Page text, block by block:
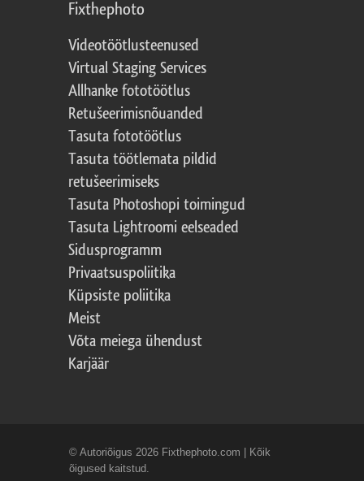
Fixthephoto
Videotöötlusteenused
Virtual Staging Services
Allhanke fototöötlus
Retušeerimisnõuanded
Tasuta fototöötlus
Tasuta töötlemata pildid
retušeerimiseks
Tasuta Photoshopi toimingud
Tasuta Lightroomi eelseaded
Sidusprogramm
Privaatsuspoliitika
Küpsiste poliitika
Meist
Võta meiega ühendust
Karjäär
© Autoriõigus 2026 Fixthephoto.com | Kõik
õigused kaitstud.